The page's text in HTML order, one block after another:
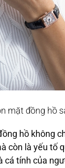
mặt đồng hồ
hồ không
còn là yếu tố
cá tính của